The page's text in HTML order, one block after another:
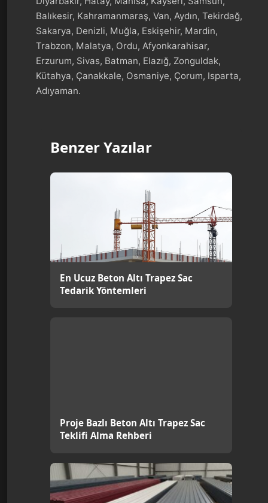
Balıkesir, Kahramanmaraş, Van, Aydın, Tekirdağ,
Sakarya, Denizli, Muğla, Eskişehir, Mardin,
Trabzon, Malatya, Ordu, Afyonkarahisar,
Erzurum, Sivas, Batman, Elazığ, Zonguldak,
Kütahya, Çanakkale, Osmaniye, Çorum, Isparta,
Adıyaman.
Benzer Yazılar
En Ucuz Beton Altı Trapez Sac
Tedarik Yöntemleri
Proje Bazlı Beton Altı Trapez Sac
Teklifi Alma Rehberi